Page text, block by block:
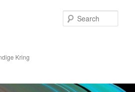
Kring